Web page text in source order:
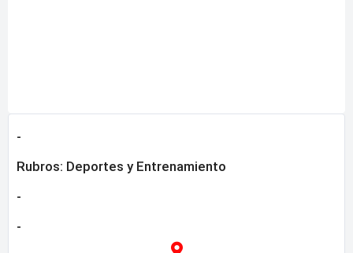
-
Rubros: Deportes y Entrenamiento
-
-